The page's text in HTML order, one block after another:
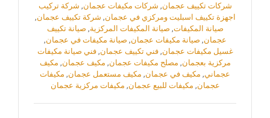
شركات تكييف عجمان, شركات مكيفات عجمان, شركة تركيب
اجهزة تكييف اسبليت ومركزي في عجمان, شركة تكييف عجمان,
صيانة المكيفات, صيانة المكيفات المركزية, صيانة تكييف
عجمان, صيانة مكيفات عجمان, صيانة مكيفات في عجمان,
غسيل مكيفات عجمان,فني تكييف عجمان,فني صيانة مكيفات
مركزية بعجمان, مصلح مكيفات عجمان, مكيف عجمان, مكيف
عجماني, مكيف في عجمان, مكيف مستعمل عجمان, مكيفات
عجمان, مكيفات للبيع عجمان, مكيفات مركزية عجمان